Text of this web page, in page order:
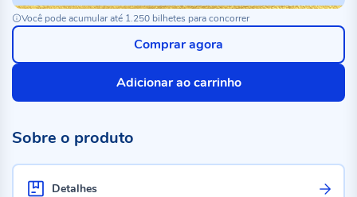
Você pode acumular até 1.250 bilhetes para concorrer
Adicionar ao carrinho
Comprar agora
Sobre o produto
Detalhes